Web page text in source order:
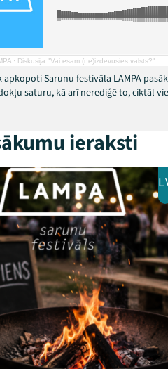
· Diskusija "Vai esam (ne)izdevusies valsts?"
apkopoti Sarunu festivāla LAMPA
saturu, kā arī nerediģē to, ciktāl
ieraksti